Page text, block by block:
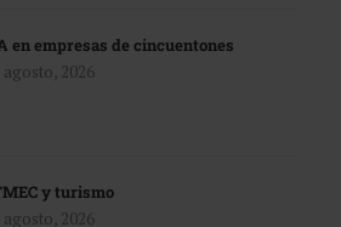
en empresas de cincuentones
agosto, 2026
y turismo
agosto, 2026